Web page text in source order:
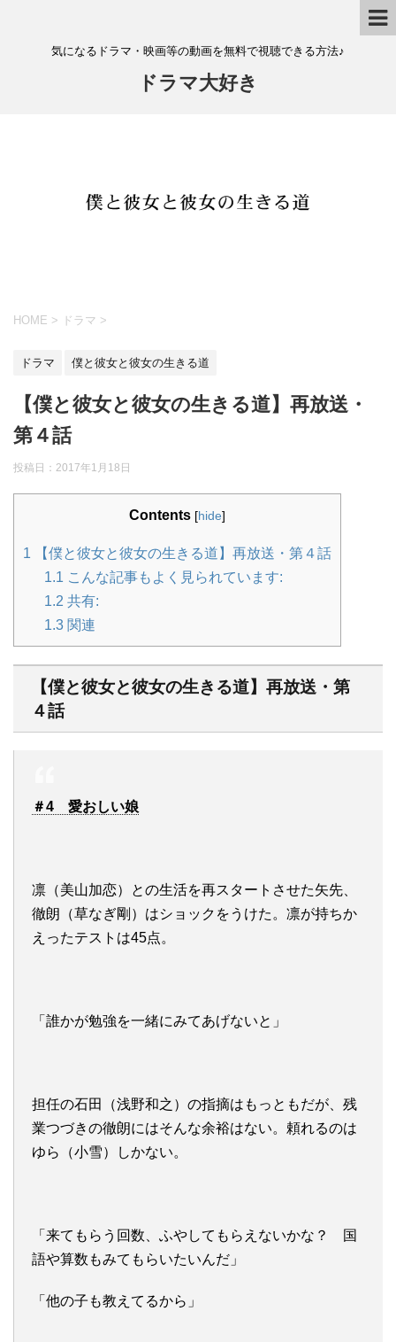
気になるドラマ・映画等の動画を無料で視聴できる方法♪
ドラマ大好き
HOME > ドラマ >
ドラマ 僕と彼女と彼女の生きる道
【僕と彼女と彼女の生きる道】再放送・
第４話
投稿日： 2017年1月18日
Contents [hide]
1 【僕と彼女と彼女の生きる道】再放送・第４話
1.1 こんな記事もよく見られています:
1.2 共有:
1.3 関連
【僕と彼女と彼女の生きる道】再放送・第
４話
＃4 愛おしい娘
凛（美山加恋）との生活を再スタートさせた矢先、
徹朗（草なぎ剛）はショックをうけた。凛が持ちか
えったテストは45点。
「誰かが勉強を一緒にみてあげないと」
担任の石田（浅野和之）の指摘はもっともだが、残
業つづきの徹朗にはそんな余裕はない。頼れるのは
ゆら（小雪）しかない。
「来てもらう回数、ふやしてもらえないかな？ 国
語や算数もみてもらいたいんだ」
「他の子も教えてるから」